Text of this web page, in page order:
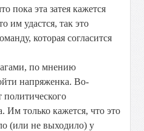
пока эта затея кажется
им удастся, так это
которая согласится
по мнению
напряженка. Во-
Им только кажется, что это
(или не выходило) у